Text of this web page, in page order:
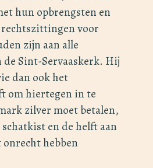
hun opbrengsten en
voor
zijn aan alle
Sint-Servaaskerk. Hij
dan ook het
om hiertegen in te
zilver moet betalen,
en de helft aan
hebben